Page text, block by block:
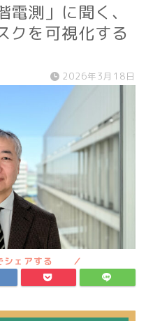
測」に聞く、
クを可視化する
2026年3月18日